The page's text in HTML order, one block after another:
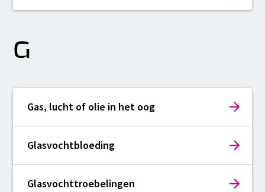
G
Gas, lucht of olie in het oog
Glasvochtbloeding
Glasvochttroebelingen